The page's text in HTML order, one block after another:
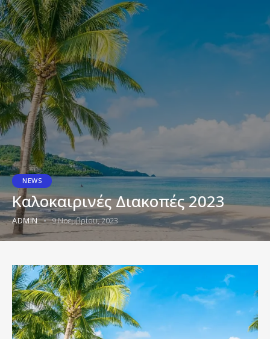
NEWS
Καλοκαιρινές Διακοπές 2023
ADMIN 9 Νοεμβρίου, 2023